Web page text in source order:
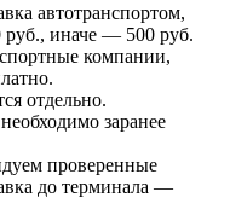
автотранспортом,
руб., иначе — 500 руб.
компании,
отдельно.
заранее
проверенные
до терминала —